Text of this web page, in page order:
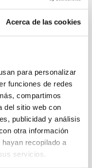
Acerca de las cookies
para personalizar
funciones de redes
compartimos
del sitio web con
publicidad y análisis
otra información
recopilado a
servicios.
el momento de
de Soñando
/ IAC
aula"
contará con la
aborda la Astronomía
del Premio